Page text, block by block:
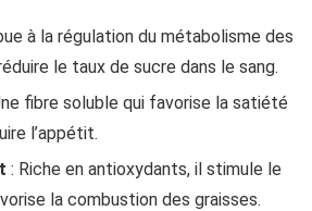
à la régulation du métabolisme des
le taux de sucre dans le sang.
fibre soluble qui favorise la satiété
l’appétit.
: Riche en antioxydants, il stimule le
la combustion des graisses.